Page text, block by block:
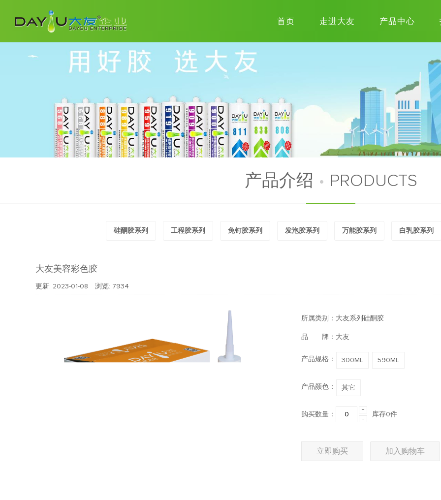
首页 走进大友 产品中心
产品介绍 • PRODUCTS
硅酮胶系列 工程胶系列 免钉胶系列 发泡胶系列 万能胶系列 白乳胶系列
大友美容彩色胶
更新: 2023-01-08 浏览: 7934
所属类别：大友系列硅酮胶
品 牌：大友
产品规格： 300ML 590ML
产品颜色： 其它
购买数量：
+
-
库存0件
立即购买 加入购物车